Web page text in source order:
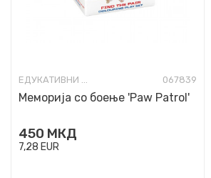
ЕДУКАТИВНИ ИГРИ И КВИЗОВИ 067839
Меморија со боење 'Paw Patrol'
450 МКД
7,28 EUR